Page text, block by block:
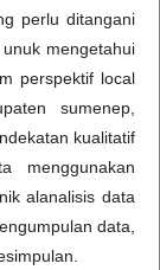
perlu ditangani
mengetahui
perspektif local
sumenep,
kualitatif
menggunakan
alanalisis data
data,